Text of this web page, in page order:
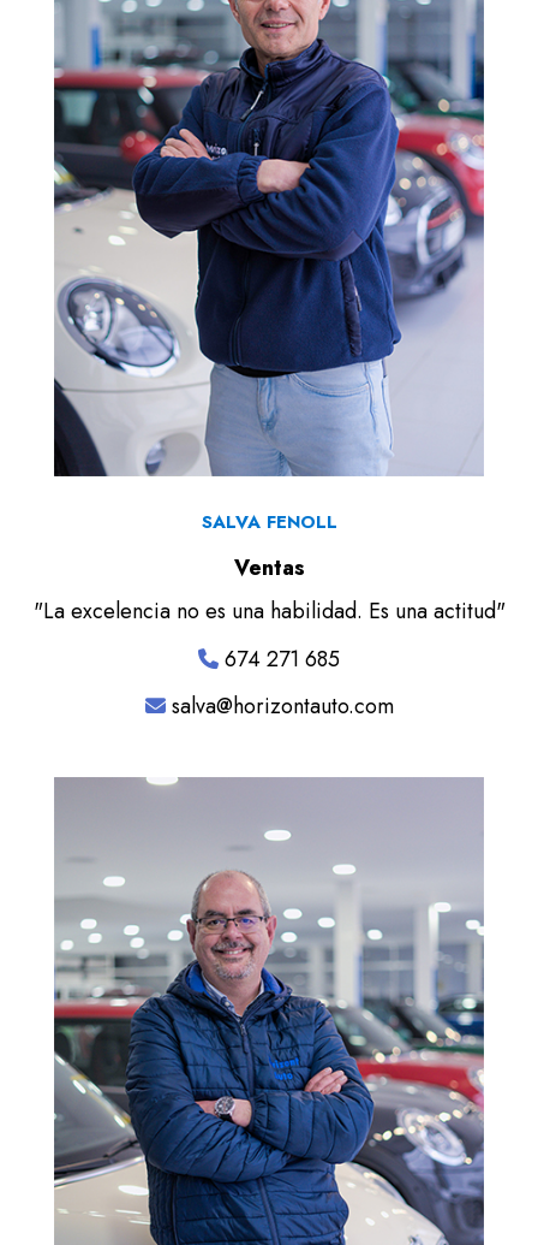
SALVA FENOLL
Ventas
"La excelencia no es una habilidad. Es una actitud"
674 271 685
salva@horizontauto.com